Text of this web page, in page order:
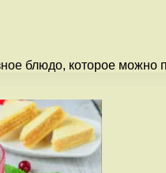
блюдо, которое